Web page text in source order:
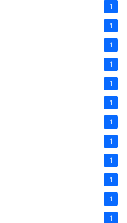
1
1
1
1
1
1
1
1
1
1
1
1